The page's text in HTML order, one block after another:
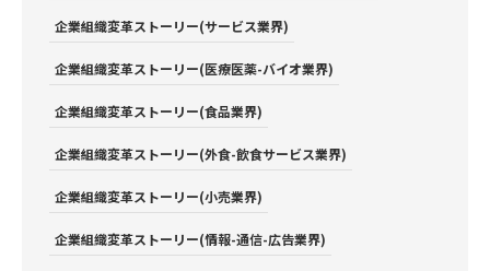
企業組織変革ストーリー(サービス業界)
企業組織変革ストーリー(医療医薬-バイオ業界)
企業組織変革ストーリー(食品業界)
企業組織変革ストーリー(外食-飲食サービス業界)
企業組織変革ストーリー(小売業界)
企業組織変革ストーリー(情報-通信-広告業界)